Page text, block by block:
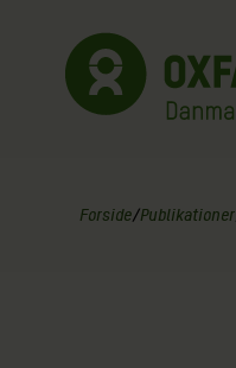
indhold
Forside/Publikationer